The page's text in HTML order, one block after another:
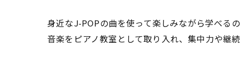
身近なJ-POPの曲を使って楽しみながら学べる
音楽をピアノ教室として取り入れ、集中力や継